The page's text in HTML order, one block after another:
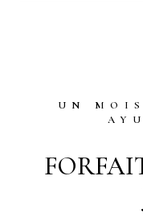
UN